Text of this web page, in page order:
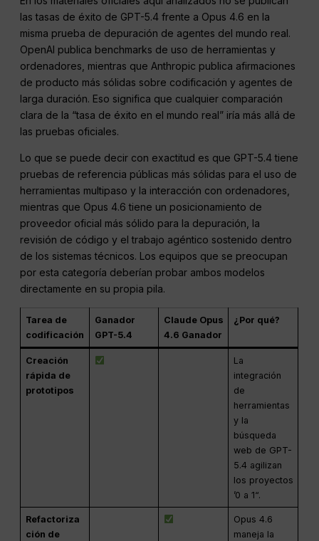
las tasas de éxito de GPT-5.4 frente a Opus 4.6 en la
misma prueba de depuración de agentes del mundo real.
OpenAI publica benchmarks de uso de herramientas y
ordenadores, mientras que Anthropic publica afirmaciones
de producto más sólidas sobre codificación y agentes de
larga duración. Eso significa que cualquier comparación
clara de la “tasa de éxito en el mundo real” iría más allá de
las pruebas oficiales.
Lo que se puede decir con exactitud es que GPT-5.4 tiene
pruebas de referencia públicas más sólidas para el uso de
herramientas multipaso y la interacción con ordenadores,
mientras que Opus 4.6 tiene un posicionamiento de
proveedor oficial más sólido para la depuración, la
revisión de código y el trabajo agéntico sostenido dentro
de los sistemas técnicos. Los equipos que se preocupan
por esta categoría deberían probar ambos modelos
directamente en su propia pila.
Tarea de
codificación
Ganador
GPT-5.4
Claude Opus
4.6 Ganador
¿Por qué?
Creación
rápida de
prototipos
La
integración
de
herramientas
y la
búsqueda
web de GPT-
5.4 agilizan
los proyectos
’0 a 1“.
Refactoriza
ción de
Opus 4.6
maneja la